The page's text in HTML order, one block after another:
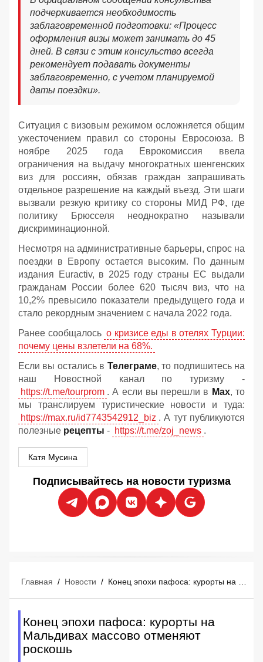
подчеркивается необходимость
заблаговременной подготовки: «Процесс
оформления визы может занимать до 45
дней. В связи с этим консульство всегда
рекомендует подавать документы
заблаговременно, с учетом планируемой
даты поездки».
Ситуация с визовым режимом осложняется общим
ужесточением правил со стороны Евросоюза. В
ноябре 2025 года Еврокомиссия ввела
ограничения на выдачу многократных шенгенских
виз для россиян, обязав граждан запрашивать
отдельное разрешение на каждый въезд. Эти шаги
вызвали резкую критику со стороны МИД РФ, где
политику Брюсселя неоднократно называли
дискриминационной.
Несмотря на административные барьеры, спрос на
поездки в Европу остается высоким. По данным
издания Euractiv, в 2025 году страны ЕС выдали
гражданам России более 620 тысяч виз, что на
10,2% превысило показатели предыдущего года и
стало рекордным значением с начала 2022 года.
Ранее сообщалось о кризисе еды в отелях Турции:
почему цены взлетели на 68%.
Если вы остались в Телеграме, то подпишитесь на
наш Новостной канал по туризму -
https://t.me/tourprom . А если вы перешли в Мах, то
мы транслируем туристические новости и туда:
https://max.ru/id7743542912_biz . А тут публикуются
полезные рецепты - https://t.me/zoj_news .
Катя Мусина
Подписывайтесь на новости туризма
Главная / Новости / Конец эпохи пафоса: курорты на Мальдивах массово отменяют роскошь
Конец эпохи пафоса: курорты на
Мальдивах массово отменяют
роскошь